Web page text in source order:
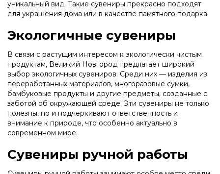
уникальный вид. Такие сувениры прекрасно подходят
для украшения дома или в качестве памятного подарка.
Экологичные сувениры
В связи с растущим интересом к экологически чистым
продуктам, Великий Новгород предлагает широкий
выбор экологичных сувениров. Среди них — изделия из
переработанных материалов, многоразовые сумки,
бамбуковые продукты и другие предметы, созданные с
заботой об окружающей среде. Эти сувениры не только
полезны, но и подчеркивают ответственность и
внимание к природе, что особенно актуально в
современном мире.
Сувениры ручной работы